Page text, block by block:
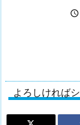

よろしければ